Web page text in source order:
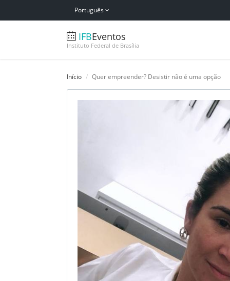
Português
IFBEventos
Instituto Federal de Brasília
Início Quer empreender? Desistir não é uma opção